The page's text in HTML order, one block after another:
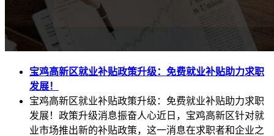
宝鸡高新区就业补贴政策升级：免费就业补贴助力求职
发展！
宝鸡高新区就业补贴政策升级：免费就业补贴助力求职
发展！政策升级消息振奋人心近日，宝鸡高新区针对就
业市场推出新的补贴政策，这一消息在求职者和企业之